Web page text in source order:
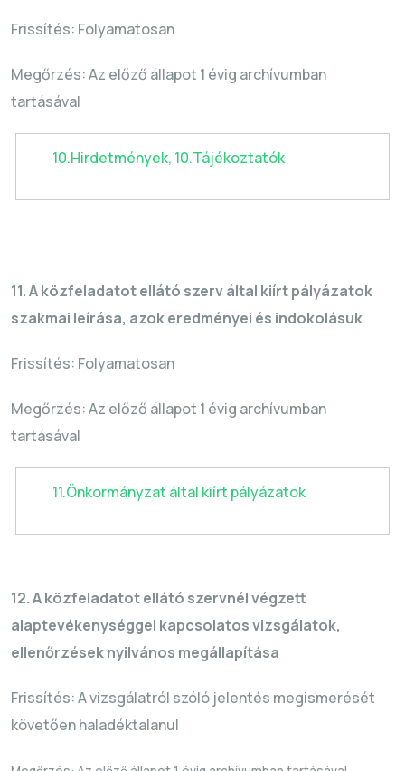
Frissítés: Folyamatosan
Megőrzés: Az előző állapot 1 évig archívumban
tartásával
10.Hirdetmények, 10.Tájékoztatók
11. A közfeladatot ellátó szerv által kiírt pályázatok
szakmai leírása, azok eredményei és indokolásuk
Frissítés: Folyamatosan
Megőrzés: Az előző állapot 1 évig archívumban
tartásával
11.Önkormányzat által kiírt pályázatok
12. A közfeladatot ellátó szervnél végzett
alaptevékenységgel kapcsolatos vizsgálatok,
ellenőrzések nyilvános megállapítása
Frissítés: A vizsgálatról szóló jelentés megismerését
követően haladéktalanul